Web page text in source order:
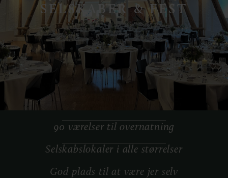
SELSKABER & FEST
90 værelser til overnatning
Selskabslokaler i alle størrelser
God plads til at være jer selv